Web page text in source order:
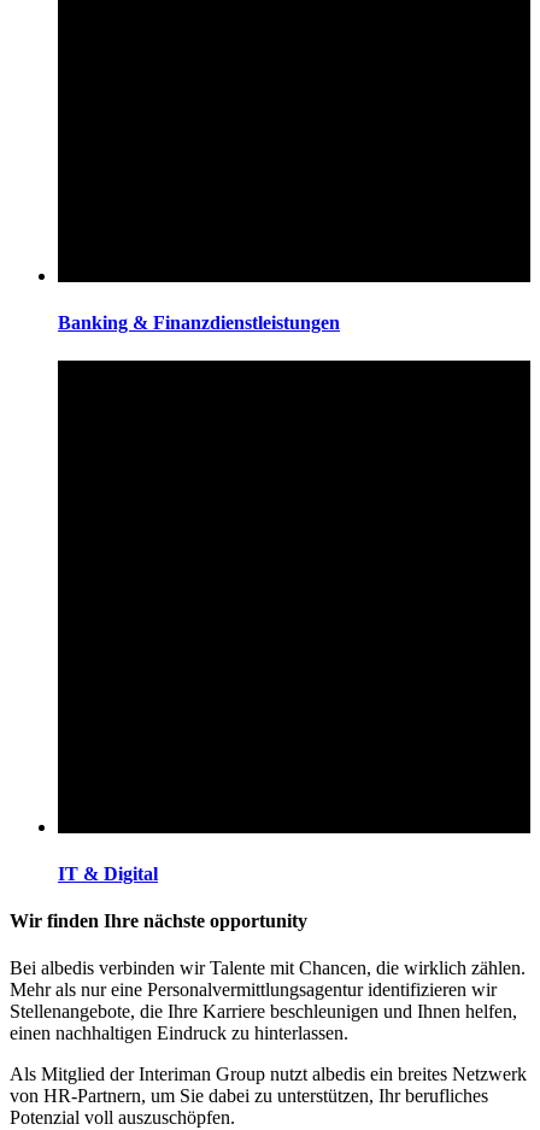
Banking & Finanzdienstleistungen
IT & Digital
Wir finden Ihre nächste opportunity
Bei albedis verbinden wir Talente mit Chancen, die wirklich zählen.
Mehr als nur eine Personalvermittlungsagentur identifizieren wir
Stellenangebote, die Ihre Karriere beschleunigen und Ihnen helfen,
einen nachhaltigen Eindruck zu hinterlassen.
Als Mitglied der Interiman Group nutzt albedis ein breites Netzwerk
von HR-Partnern, um Sie dabei zu unterstützen, Ihr berufliches
Potenzial voll auszuschöpfen.